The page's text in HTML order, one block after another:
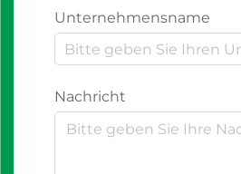
Unternehmensname
Nachricht